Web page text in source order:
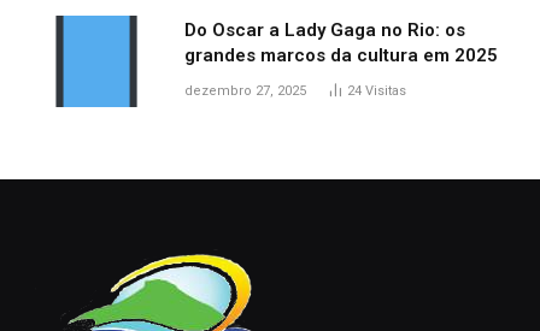
Do Oscar a Lady Gaga no Rio: os
grandes marcos da cultura em 2025
dezembro 27, 2025 24 Visitas